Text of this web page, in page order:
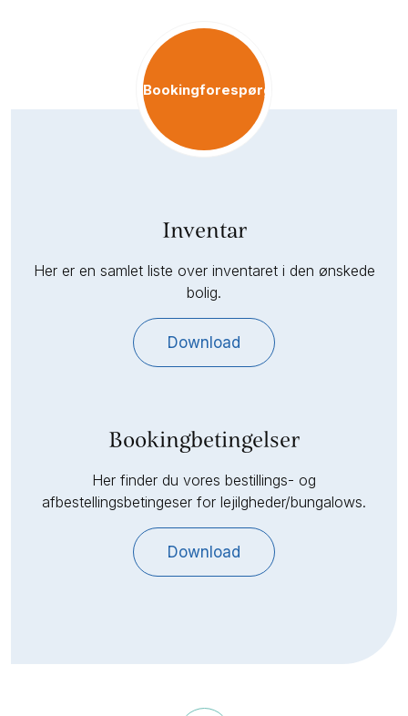
Bookingforespørgsel
Inventar
Her er en samlet liste over inventaret i den ønskede
bolig.
Download
Bookingbetingelser
Her finder du vores bestillings- og
afbestellingsbetingeser for lejilgheder/bungalows.
Download